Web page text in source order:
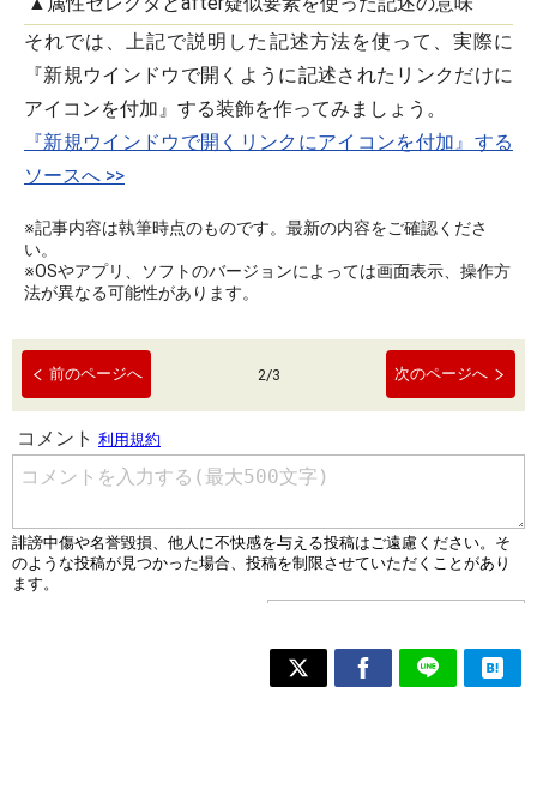
それでは、上記で説明した記述方法を使って、実際に
『新規ウインドウで開くように記述されたリンクだけに
アイコンを付加』する装飾を作ってみましょう。
『新規ウインドウで開くリンクにアイコンを付加』する
ソースへ >>
※記事内容は執筆時点のものです。最新の内容をご確認くださ
い。
※OSやアプリ、ソフトのバージョンによっては画面表示、操作方
法が異なる可能性があります。
前のページへ 2/3 次のページへ